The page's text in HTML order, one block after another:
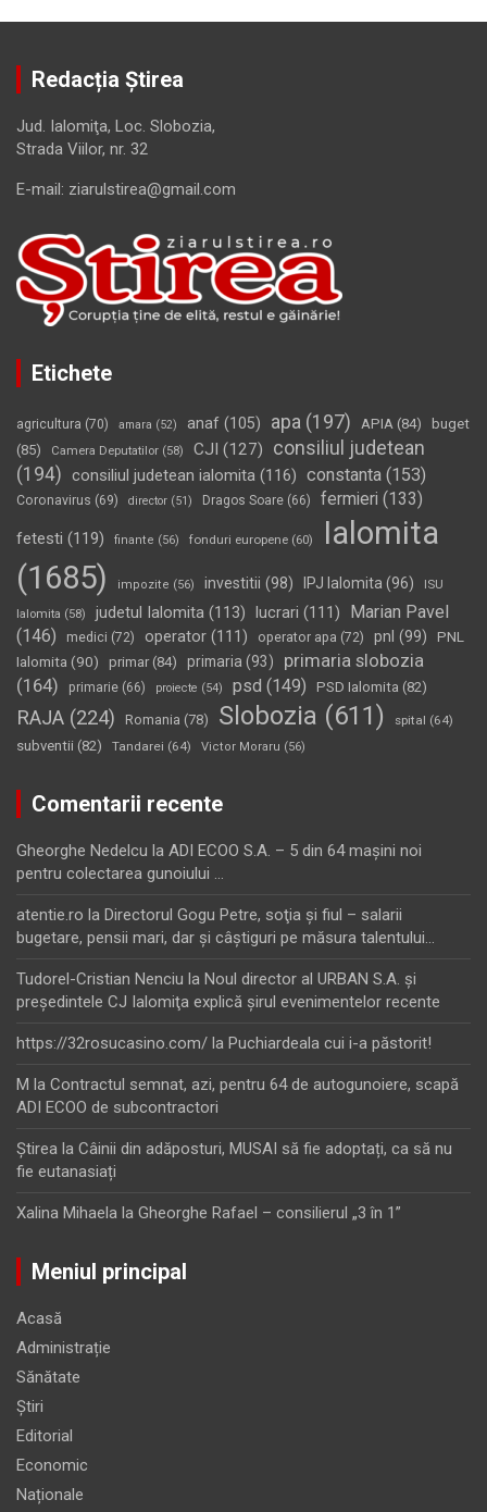
Redacția Știrea
Jud. Ialomiţa, Loc. Slobozia,
Strada Viilor, nr. 32
E-mail: ziarulstirea@gmail.com
Etichete
agricultura (70) amara (52) anaf (105) apa (197) APIA (84)
buget
(85)
Camera Deputatilor (58) CJI (127)
consiliul judetean
(194) consiliul judetean ialomita (116) constanta (153)
Coronavirus (69) director (51) Dragos Soare (66) fermieri (133)
fetesti (119) finante (56) fonduri europene (60)
Ialomita
(1685)
impozite (56) investitii (98) IPJ Ialomita (96) ISU
Ialomita (58) judetul Ialomita (113) lucrari (111)
Marian Pavel
(146)
medici (72) operator (111) operator apa (72) pnl (99)
PNL
Ialomita (90) primar(84) primaria (93)
primaria slobozia
(164)
primarie (66) proiecte (54) psd (149) PSD Ialomita (82)
RAJA (224) Romania (78) Slobozia (611) spital (64)
subventii (82) Tandarei (64) Victor Moraru (56)
Comentarii recente
Gheorghe Nedelcu la ADI ECOO S.A. – 5 din 64 maşini noi
pentru colectarea gunoiului …
atentie.ro la Directorul Gogu Petre, soţia şi fiul – salarii
bugetare, pensii mari, dar şi câştiguri pe măsura talentului…
Tudorel-Cristian Nenciu la Noul director al URBAN S.A. şi
preşedintele CJ Ialomiţa explică şirul evenimentelor recente
https://32rosucasino.com/ la Puchiardeala cui i-a păstorit!
M la Contractul semnat, azi, pentru 64 de autogunoiere, scapă
ADI ECOO de subcontractori
Ştirea la Câinii din adăposturi, MUSAI să fie adoptați, ca să nu
fie eutanasiați
Xalina Mihaela la Gheorghe Rafael – consilierul „3 în 1”
Meniul principal
Acasă
Administrație
Sănătate
Știri
Editorial
Economic
Naționale